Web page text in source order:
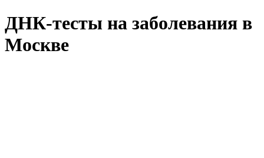
ДНК-тесты на заболевания в
Москве